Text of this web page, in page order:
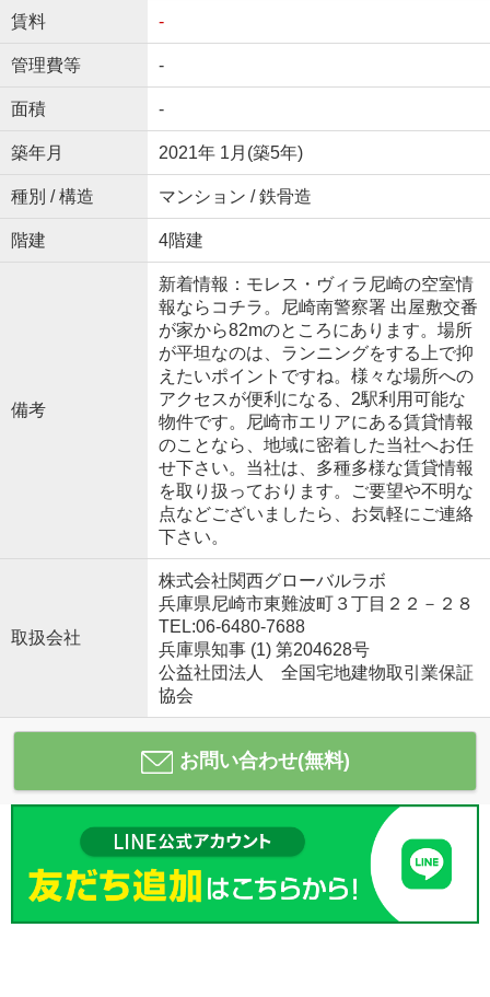
賃料 -
管理費等 -
面積 -
築年月 2021年 1月(築5年)
種別 / 構造 マンション / 鉄骨造
階建 4階建
備考
新着情報：モレス・ヴィラ尼崎の空室情
報ならコチラ。尼崎南警察署 出屋敷交番
が家から82mのところにあります。場所
が平坦なのは、ランニングをする上で抑
えたいポイントですね。様々な場所への
アクセスが便利になる、2駅利用可能な
物件です。尼崎市エリアにある賃貸情報
のことなら、地域に密着した当社へお任
せ下さい。当社は、多種多様な賃貸情報
を取り扱っております。ご要望や不明な
点などございましたら、お気軽にご連絡
下さい。
取扱会社
株式会社関西グローバルラボ
兵庫県尼崎市東難波町３丁目２２－２８
TEL:06-6480-7688
兵庫県知事 (1) 第204628号
公益社団法人 全国宅地建物取引業保証
協会
お問い合わせ(無料)